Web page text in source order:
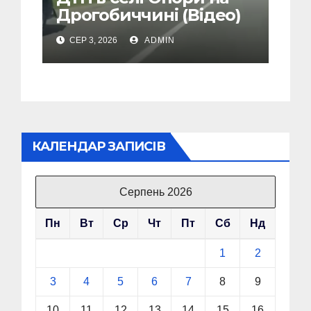
Дрогобиччині (Відео)
СЕР 3, 2026 ADMIN
КАЛЕНДАР ЗАПИСІВ
Серпень 2026
Пн Вт Ср Чт Пт Сб Нд
1 2
3 4 5 6 7 8 9